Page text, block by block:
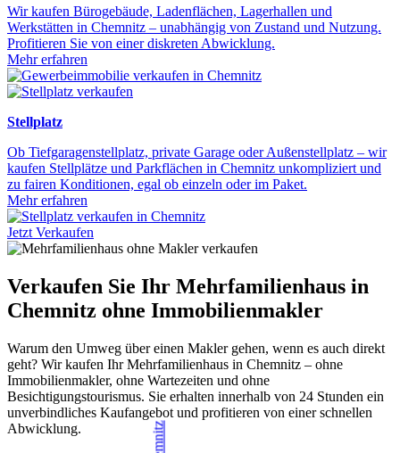
Wir kaufen Bürogebäude, Ladenflächen, Lagerhallen und
Werkstätten in Chemnitz – unabhängig von Zustand und Nutzung.
Profitieren Sie von einer diskreten Abwicklung.
Mehr erfahren
Stellplatz
Ob Tiefgaragenstellplatz, private Garage oder Außenstellplatz – wir
kaufen Stellplätze und Parkflächen in Chemnitz unkompliziert und
zu fairen Konditionen, egal ob einzeln oder im Paket.
Mehr erfahren
Jetzt Verkaufen
Verkaufen Sie Ihr Mehrfamilienhaus in
Chemnitz ohne Immobilienmakler
Warum den Umweg über einen Makler gehen, wenn es auch direkt
geht? Wir kaufen Ihr Mehrfamilienhaus in Chemnitz – ohne
Immobilienmakler, ohne Wartezeiten und ohne
Besichtigungstourismus. Sie erhalten innerhalb von 24 Stunden ein
unverbindliches Kaufangebot und profitieren von einer schnellen
Abwicklung.